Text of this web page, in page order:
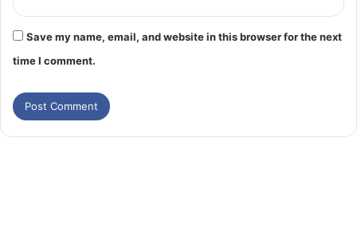
Save my name, email, and website in this browser for the next
time I comment.